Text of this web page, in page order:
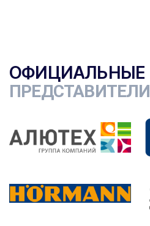
ОФИЦИАЛЬНЫЕ
ПРЕДСТАВИТЕЛИ